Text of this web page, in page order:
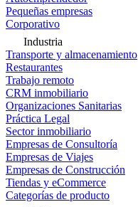
Pequeñas empresas
Corporativo
Industria
Transporte y almacenamiento
Restaurantes
Trabajo remoto
CRM inmobiliario
Organizaciones Sanitarias
Práctica Legal
Sector inmobiliario
Empresas de Consultoría
Empresas de Viajes
Empresas de Construcción
Tiendas y eCommerce
Categorías de producto